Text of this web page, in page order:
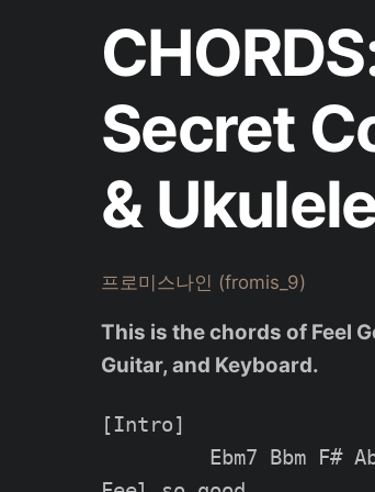
Secret
&
프로미스나인 (fromis_9)
This is the chords of Feel
Guitar, and Keyboard.
[Intro]
Ebm7 Bbm F#